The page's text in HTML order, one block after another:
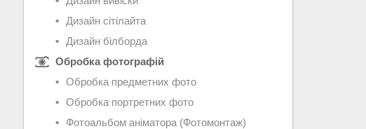
Дизайн сітілайта
Дизайн білборда
Обробка фотографій
Обробка предметних фото
Обробка портретних фото
Фотоальбом аніматора (Фотомонтаж)